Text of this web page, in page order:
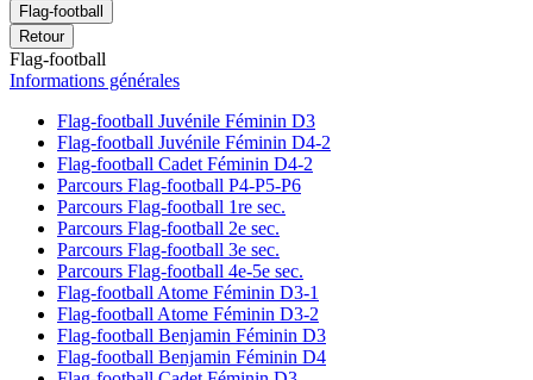
Flag-football
Retour
Flag-football
Informations générales
Flag-football Juvénile Féminin D3
Flag-football Juvénile Féminin D4-2
Flag-football Cadet Féminin D4-2
Parcours Flag-football P4-P5-P6
Parcours Flag-football 1re sec.
Parcours Flag-football 2e sec.
Parcours Flag-football 3e sec.
Parcours Flag-football 4e-5e sec.
Flag-football Atome Féminin D3-1
Flag-football Atome Féminin D3-2
Flag-football Benjamin Féminin D3
Flag-football Benjamin Féminin D4